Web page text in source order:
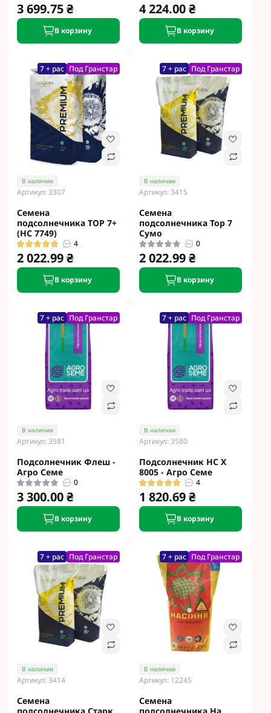
3 699.75 ₴
В корзину
4 224.00 ₴
В корзину
7 + рас Под Гранстар
В наличии
Артикул: 3307
Семена
подсолнечника ТОР 7+
(НС 7749)
4
2 022.99 ₴
В корзину
7 + рас Под Гранстар
В наличии
Артикул: 3415
Семена
подсолнечника Тор 7
Сумо
0
2 022.99 ₴
В корзину
7 + рас Под Гранстар
В наличии
Артикул: 3581
Подсолнечник Флеш -
Агро Семе
0
3 300.00 ₴
В корзину
7 + рас Под Гранстар
В наличии
Артикул: 3580
Подсолнечник НС Х
8005 - Агро Семе
4
1 820.69 ₴
В корзину
7 + рас Под Гранстар
В наличии
Артикул: 3414
Семена
7 + рас Под Гранстар
В наличии
Артикул: 12245
Семена